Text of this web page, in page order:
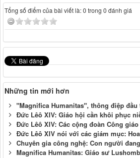
Tổng số điểm của bài viết là: 0 trong 0 đánh giá
Những tin mới hơn
"Magnifica Humanitas", thông điệp
Đức Lêô XIV: Giáo hội cần khôi phục
Đức Lêô XIV: Các cộng đoàn Công
Đức Lêô XIV nói với các giám mục:
Chuyên gia công nghệ: Con người
Magnifica Humanitas: Giáo sư